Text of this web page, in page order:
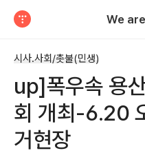
We
시사.사회/촛불(민생)
up]폭우속 용
회 개최-6.20
거현장